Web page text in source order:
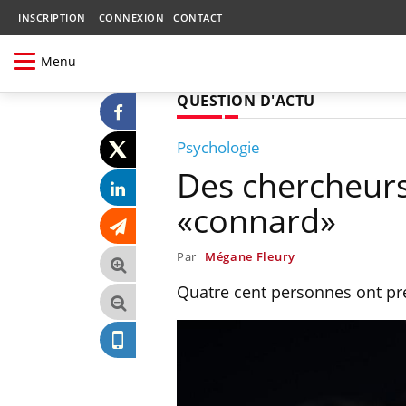
INSCRIPTION CONNEXION CONTACT
Menu
QUESTION D'ACTU
Psychologie
Des
«connard»
Par Mégane Fleury
Quatre cent personnes ont